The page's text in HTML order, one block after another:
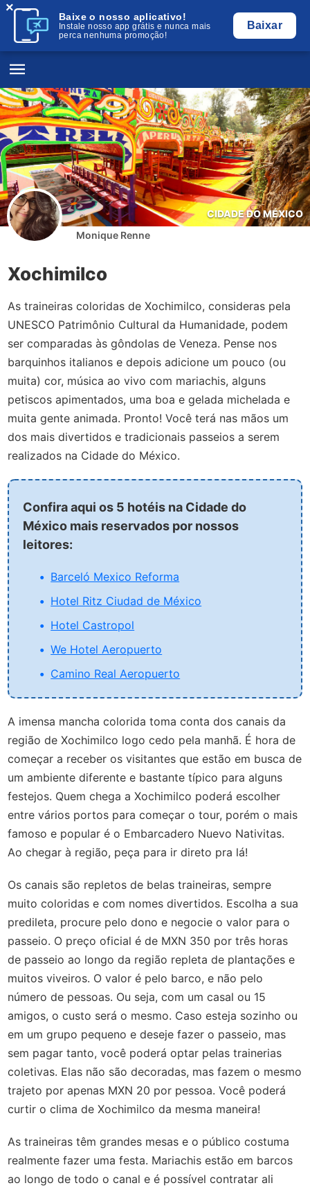
Baixe o nosso aplicativo!
Instale nosso app grátis e nunca mais
perca nenhuma promoção!
Baixar
×
CIDADE DO MÉXICO
Monique Renne
Xochimilco
As traineiras coloridas de Xochimilco, consideras pela
UNESCO Patrimônio Cultural da Humanidade, podem
ser comparadas às gôndolas de Veneza. Pense nos
barquinhos italianos e depois adicione um pouco (ou
muita) cor, música ao vivo com mariachis, alguns
petiscos apimentados, uma boa e gelada michelada e
muita gente animada. Pronto! Você terá nas mãos um
dos mais divertidos e tradicionais passeios a serem
realizados na Cidade do México.
Confira aqui os 5 hotéis na Cidade do
México mais reservados por nossos
leitores:
Barceló Mexico Reforma
Hotel Ritz Ciudad de México
Hotel Castropol
We Hotel Aeropuerto
Camino Real Aeropuerto
A imensa mancha colorida toma conta dos canais da
região de Xochimilco logo cedo pela manhã. É hora de
começar a receber os visitantes que estão em busca de
um ambiente diferente e bastante típico para alguns
festejos. Quem chega a Xochimilco poderá escolher
entre vários portos para começar o tour, porém o mais
famoso e popular é o Embarcadero Nuevo Nativitas.
Ao chegar à região, peça para ir direto pra lá!
Os canais são repletos de belas traineiras, sempre
muito coloridas e com nomes divertidos. Escolha a sua
predileta, procure pelo dono e negocie o valor para o
passeio. O preço oficial é de MXN 350 por três horas
de passeio ao longo da região repleta de plantações e
muitos viveiros. O valor é pelo barco, e não pelo
número de pessoas. Ou seja, com um casal ou 15
amigos, o custo será o mesmo. Caso esteja sozinho ou
em um grupo pequeno e deseje fazer o passeio, mas
sem pagar tanto, você poderá optar pelas trainerias
coletivas. Elas não são decoradas, mas fazem o mesmo
trajeto por apenas MXN 20 por pessoa. Você poderá
curtir o clima de Xochimilco da mesma maneira!
As traineiras têm grandes mesas e o público costuma
realmente fazer uma festa. Mariachis estão em barcos
ao longo de todo o canal e é possível contratar ali